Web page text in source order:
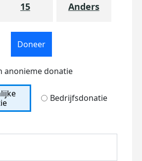
15 Anders
Doneer
anonieme donatie
Bedrijfsdonatie